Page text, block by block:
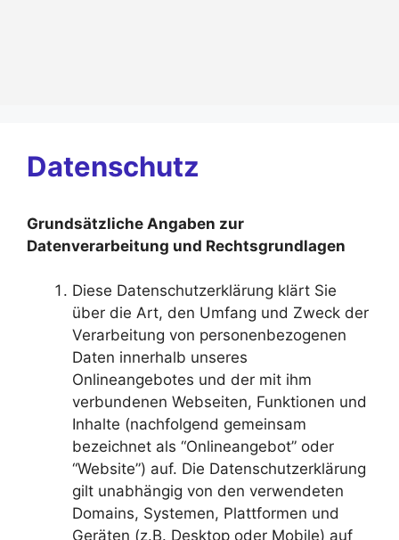
Datenschutz
Grundsätzliche Angaben zur
Datenverarbeitung und Rechtsgrundlagen
Diese Datenschutzerklärung klärt Sie
über die Art, den Umfang und Zweck der
Verarbeitung von personenbezogenen
Daten innerhalb unseres
Onlineangebotes und der mit ihm
verbundenen Webseiten, Funktionen und
Inhalte (nachfolgend gemeinsam
bezeichnet als “Onlineangebot” oder
“Website”) auf. Die Datenschutzerklärung
gilt unabhängig von den verwendeten
Domains, Systemen, Plattformen und
Geräten (z.B. Desktop oder Mobile) auf